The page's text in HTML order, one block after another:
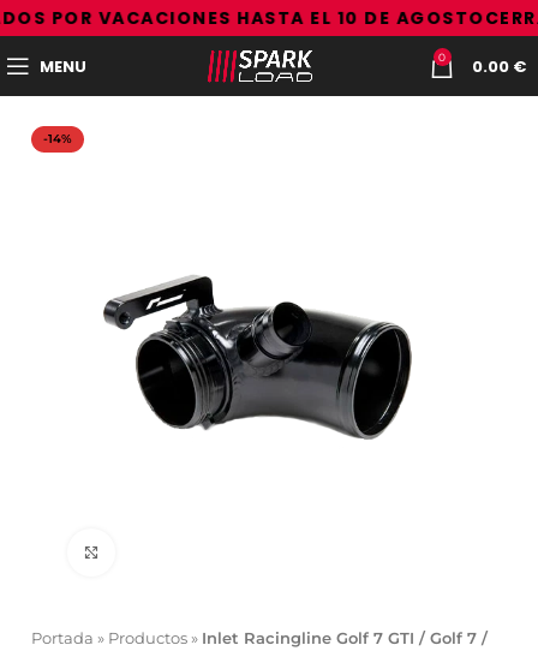
POR VACACIONES HASTA EL 10 DE AGOSTO
MENU 0 0.00 €
-14%
Portada » Productos » Inlet Racingline Golf 7 GTI / Golf 7 /